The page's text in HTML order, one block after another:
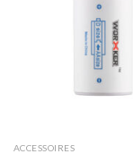
ACCESSOIRES